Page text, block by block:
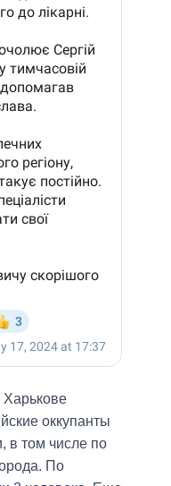
оккупанты
в том числе по
По